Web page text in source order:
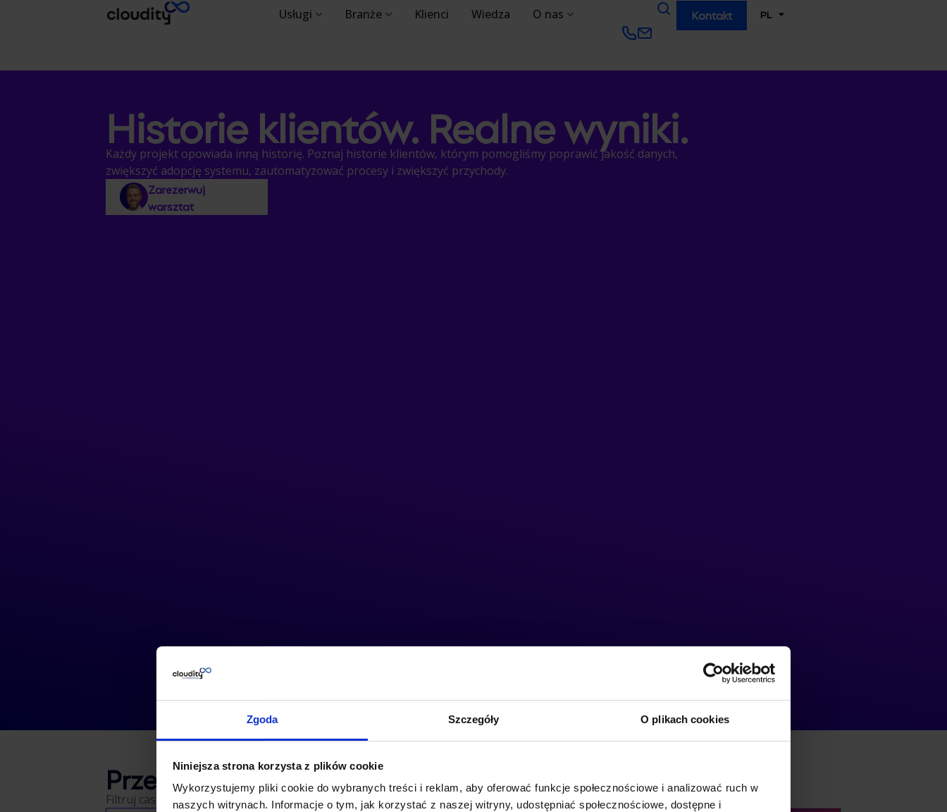
Zgoda Szczegóły O plikach cookies
Niniejsza strona korzysta z plików cookie
Wykorzystujemy pliki cookie do wybranych treści i reklam, aby oferować funkcje społecznościowe i analizować ruch w
naszych witrynach. Informacje o tym, jak korzystać z naszej witryny, udostępniać społecznościowe, dostępne i
Usługi Branże Klienci Wiedza O nas Kontakt PL
Historie klientów. Realne wyniki.
Każdy projekt opowiada inną historię. Poznaj historie klientów, którym pomogliśmy poprawić jakość danych,
zwiększyć adopcję systemu, zautomatyzować procesy i zwiększyć przychody.
Zarezerwuj
warsztat
Przeglądaj case studies naszych klientów
Filtruj case studies według branży lub usługi, aby znaleźć to, co dla Ciebie istotne.